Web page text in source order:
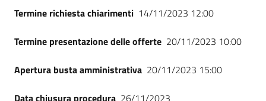
Termine richiesta chiarimenti 14/11/2023 12:00
Termine presentazione delle offerte 20/11/2023 10:00
Apertura busta amministrativa 20/11/2023 15:00
Data chiusura procedura 26/11/2023